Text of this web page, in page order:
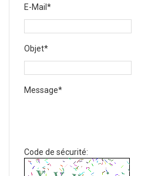
E-Mail*
Objet*
Message*
Code de sécurité: